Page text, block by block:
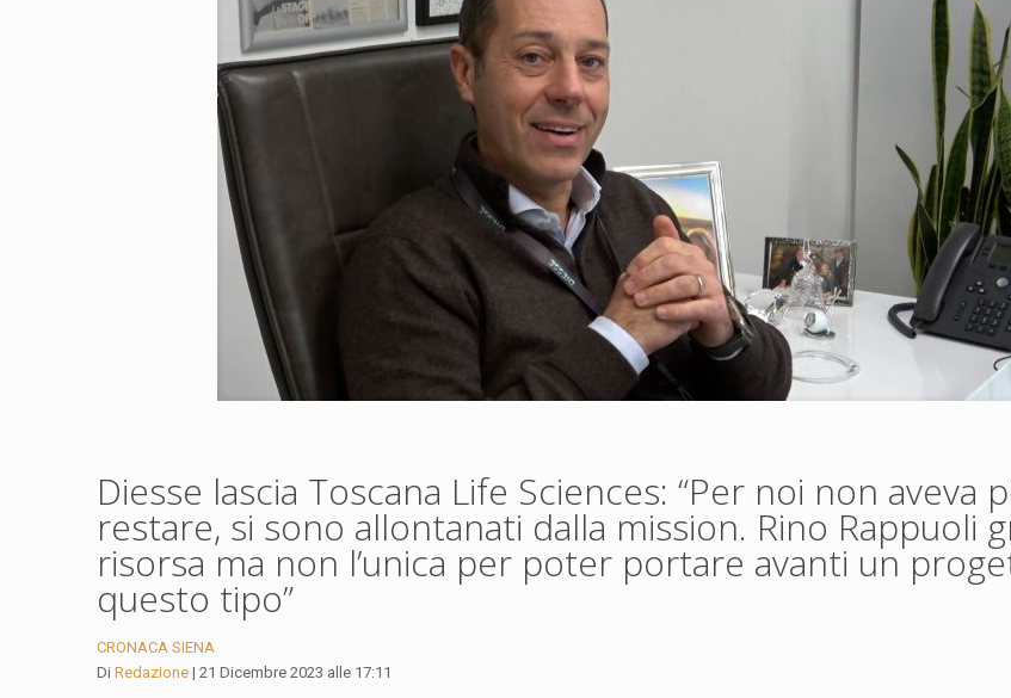
Diesse lascia Toscana Life Sciences: “Per noi non aveva
restare, si sono allontanati dalla mission. Rino Rappuoli
risorsa ma non l’unica per poter portare avanti un
questo tipo”
CRONACA SIENA
DiRedazione | 21 Dicembre 2023 alle 17:11